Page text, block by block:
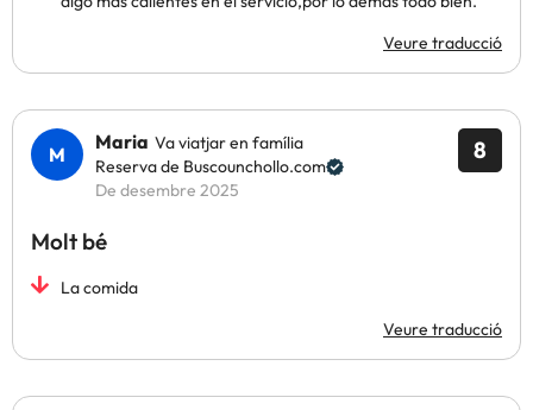
Veure traducció
8
Maria Va viatjar en família
Reserva de Buscounchollo.com
De desembre 2025
Molt bé
La comida
Veure traducció